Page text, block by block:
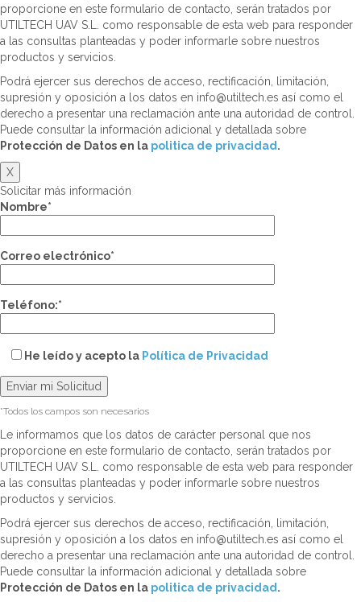
proporcione en este formulario de contacto, serán tratados por
UTILTECH UAV S.L. como responsable de esta web para responder
a las consultas planteadas y poder informarle sobre nuestros
productos y servicios.
Podrá ejercer sus derechos de acceso, rectificación, limitación,
supresión y oposición a los datos en info@utiltech.es así como el
derecho a presentar una reclamación ante una autoridad de control.
Puede consultar la información adicional y detallada sobre
Protección de Datos en la politica de privacidad .
X
Solicitar más información
Nombre*
Correo electrónico*
Teléfono:*
He leído y acepto la Política de Privacidad
*Todos los campos son necesarios
Le informamos que los datos de carácter personal que nos
proporcione en este formulario de contacto, serán tratados por
UTILTECH UAV S.L. como responsable de esta web para responder
a las consultas planteadas y poder informarle sobre nuestros
productos y servicios.
Podrá ejercer sus derechos de acceso, rectificación, limitación,
supresión y oposición a los datos en info@utiltech.es así como el
derecho a presentar una reclamación ante una autoridad de control.
Puede consultar la información adicional y detallada sobre
Protección de Datos en la politica de privacidad .